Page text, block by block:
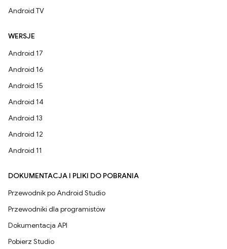
Android TV
WERSJE
Android 17
Android 16
Android 15
Android 14
Android 13
Android 12
Android 11
DOKUMENTACJA I PLIKI DO POBRANIA
Przewodnik po Android Studio
Przewodniki dla programistów
Dokumentacja API
Pobierz Studio